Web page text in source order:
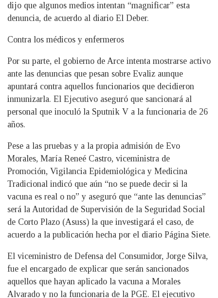
dijo que algunos medios intentan “magnificar” esta
denuncia, de acuerdo al diario El Deber.
Contra los médicos y enfermeros
Por su parte, el gobierno de Arce intenta mostrarse activo
ante las denuncias que pesan sobre Evaliz aunque
apuntará contra aquellos funcionarios que decidieron
inmunizarla. El Ejecutivo aseguró que sancionará al
personal que inoculó la Sputnik V a la funcionaria de 26
años.
Pese a las pruebas y a la propia admisión de Evo
Morales, María Reneé Castro, viceministra de
Promoción, Vigilancia Epidemiológica y Medicina
Tradicional indicó que aún “no se puede decir si la
vacuna es real o no” y aseguró que “ante las denuncias”
será la Autoridad de Supervisión de la Seguridad Social
de Corto Plazo (Asuss) la que investigará el caso, de
acuerdo a la publicación hecha por el diario Página Siete.
El viceministro de Defensa del Consumidor, Jorge Silva,
fue el encargado de explicar que serán sancionados
aquellos que hayan aplicado la vacuna a Morales
Alvarado y no la funcionaria de la PGE. El ejecutivo